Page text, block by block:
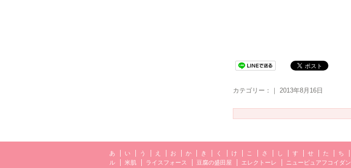
カテゴリー：｜ 2013年8月16日
あ い う え お か き く け こ さ し す せ た ち
ル
米肌 ライスフォース 豆腐の盛田屋 エレクトーレ ニューピュアフコイダン